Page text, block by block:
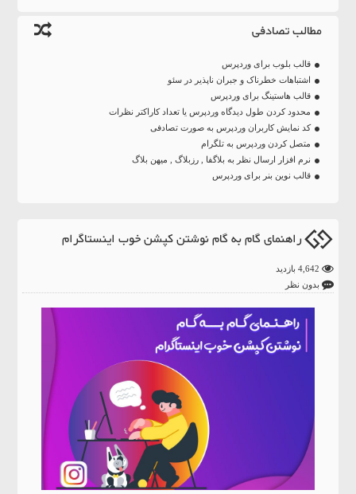
مطالب تصادفی
قالب بلوب برای وردپرس
اشتباهات خطرناک و جبران ناپذیر در سئو
قالب هاستینگ برای وردپرس
محدود کردن طول دیدگاه وردپرس یا تعداد کاراکتر نظرات
کد نمایش کاربران وردپرس به صورت تصادفی
متصل کردن وردپرس به تلگرام
نرم افزار ارسال نظر به بلاگفا , رزبلاگ , میهن بلاگ
قالب نوین بنر برای وردپرس
راهنمای گام به گام نوشتن کپشن خوب اینستاگرام
بدون نظر